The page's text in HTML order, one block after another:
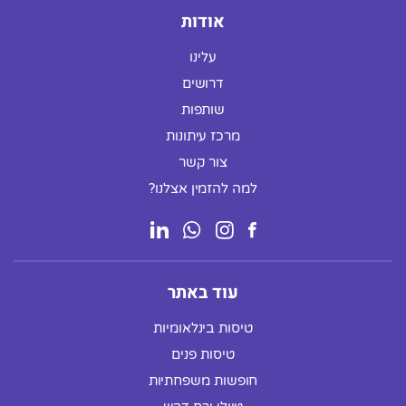
אודות
עלינו
דרושים
שותפות
מרכז עיתונות
צור קשר
למה להזמין אצלנו?
עוד באתר
טיסות בינלאומיות
טיסות פנים
חופשות משפחתיות